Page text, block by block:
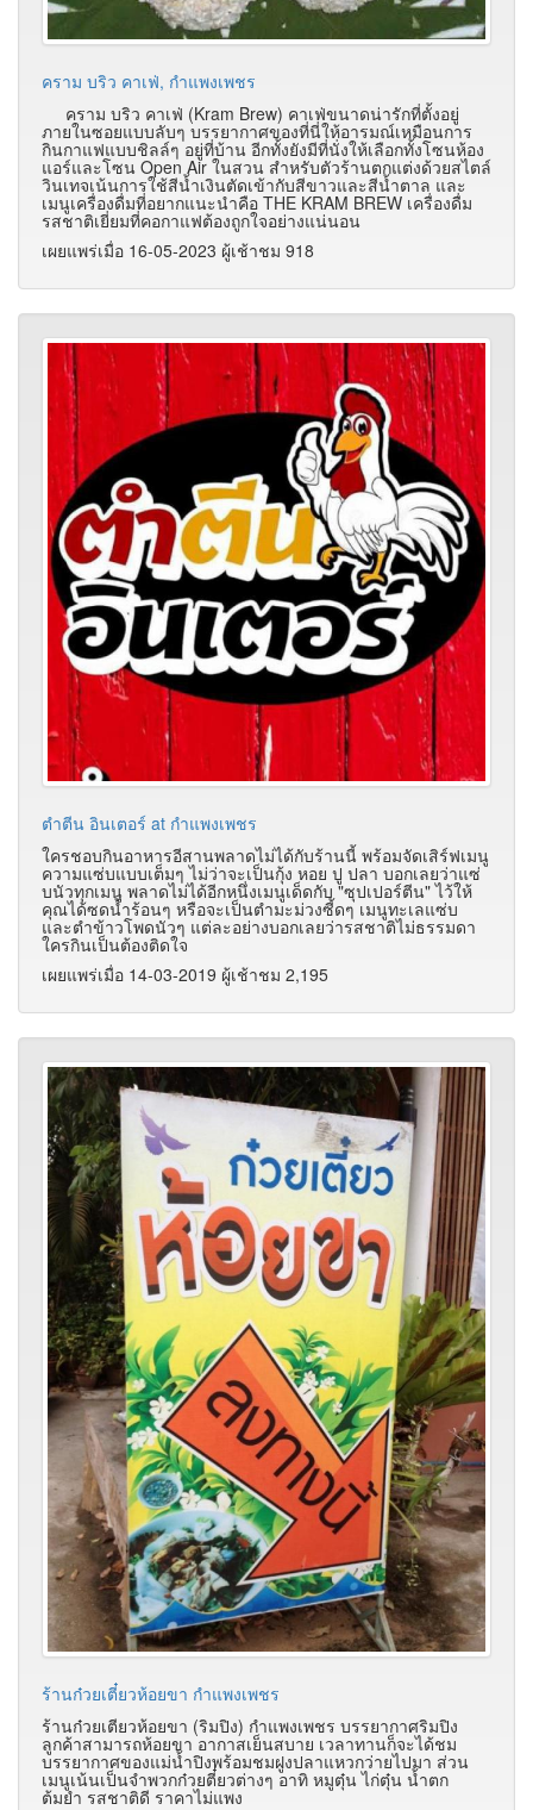
คราม บริว คาเฟ่, กำแพงเพชร
คราม บริว คาเฟ่ (Kram Brew) คาเฟ่ขนาดน่ารักที่ตั้งอยู่
ภายในซอยแบบลับๆ บรรยากาศของที่นี่ให้อารมณ์เหมือนการ
กินกาแฟแบบชิลล์ๆ อยู่ที่บ้าน อีกทั้งยังมีที่นั่งให้เลือกทั้งโซนห้อง
แอร์และโซน Open Air ในสวน สำหรับตัวร้านตกแต่งด้วยสไตล์
วินเทจเน้นการใช้สีน้ำเงินตัดเข้ากับสีขาวและสีน้ำตาล และ
เมนูเครื่องดื่มที่อยากแนะนำคือ THE KRAM BREW เครื่องดื่ม
รสชาติเยี่ยมที่คอกาแฟต้องถูกใจอย่างแน่นอน
เผยแพร่เมื่อ 16-05-2023 ผู้เช้าชม 918
ตำตีน อินเตอร์ at กำแพงเพชร
ใครชอบกินอาหารอีสานพลาดไม่ได้กับร้านนี้ พร้อมจัดเสิร์ฟเมนู
ความแซ่บแบบเต็มๆ ไม่ว่าจะเป็นกุ้ง หอย ปู ปลา บอกเลยว่าแซ่
บนัวทุกเมนู พลาดไม่ได้อีกหนึ่งเมนูเด็ดกับ "ซุปเปอร์ตีน" ไว้ให้
คุณได้ซดน้ำร้อนๆ หรือจะเป็นตำมะม่วงซี้ดๆ เมนูทะเลแซ่บ
และตำข้าวโพดนัวๆ แต่ละอย่างบอกเลยว่ารสชาติไม่ธรรมดา
ใครกินเป็นต้องติดใจ
เผยแพร่เมื่อ 14-03-2019 ผู้เช้าชม 2,195
ร้านก๋วยเตี๋ยวห้อยขา กำแพงเพชร
ร้านก๋วยเตียวห้อยขา (ริมปิง) กำแพงเพชร บรรยากาศริมปิง
ลูกค้าสามารถห้อยขา อากาสเย็นสบาย เวลาทานก็จะได้ชม
บรรยากาศของแม่น้ำปิงพร้อมชมฝูงปลาแหวกว่ายไปมา ส่วน
เมนูเน้นเป็นจำพวกก๋วยตี๋ยวต่างๆ อาทิ หมูตุ๋น ไก่ตุ๋น น้ำตก
ต้มยำ รสชาติดี ราคาไม่แพง